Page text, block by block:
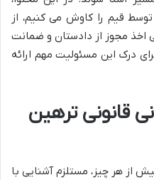
قیم را کاوش می کنیم، از
اخذ مجوز از دادستان و ضمانت
درک این مسئولیت مهم ارائه
قانونی ترهین
از هر چیز، مستلزم آشنایی با